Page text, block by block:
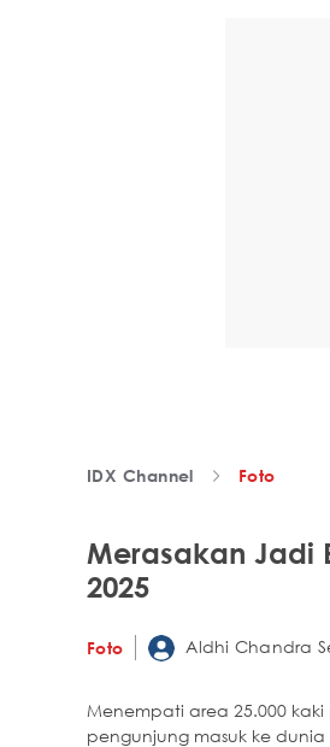
IDX Channel Foto
Merasakan Jadi
2025
Foto Aldhi Chandra
Menempati area 25.000
pengunjung masuk ke dunia